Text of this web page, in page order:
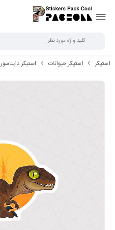
استیکر استیکر حیوانات استیکر دایناسور